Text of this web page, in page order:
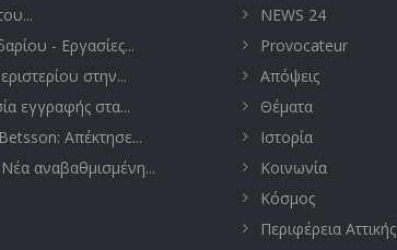
- Εργασίες...
στην...
εγγραφής στα...
Απέκτησε...
Νέα αναβαθμισμένη...
NEWS 24
Provocateur
Απόψεις
Θέματα
Ιστορία
Κοινωνία
Κόσμος
Περιφέρεια Αττικής